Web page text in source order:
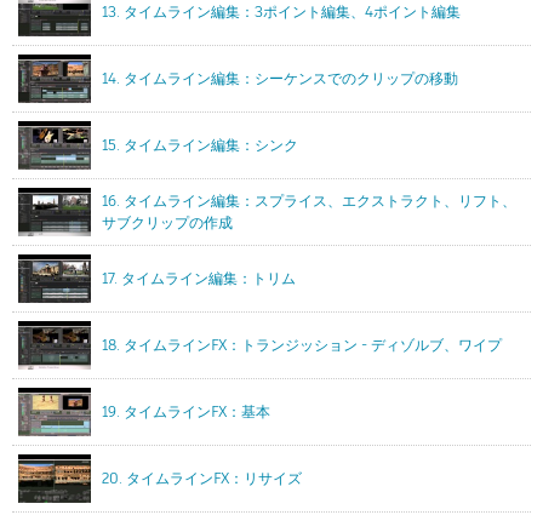
13. タイムライン編集：3ポイント編集、4ポイント編集
14. タイムライン編集：シーケンスでのクリップの移動
15. タイムライン編集：シンク
16. タイムライン編集：スプライス、エクストラクト、リフト、
サブクリップの作成
17. タイムライン編集：トリム
18. タイムラインFX：トランジッション - ディゾルブ、ワイプ
19. タイムラインFX：基本
20. タイムラインFX：リサイズ